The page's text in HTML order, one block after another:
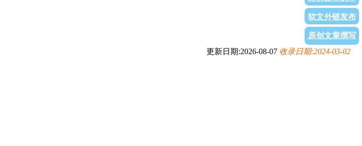
软文外链发布
原创文章撰写
更新日期:2026-08-07 收录日期:2024-03-02